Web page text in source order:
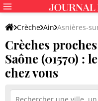
Crèche Ain Asnières-
Crèches
Saône (01570) :
chez vous